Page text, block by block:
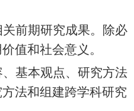
前期研究成果。除必
值和社会意义。
基本观点、研究方法
法和组建跨学科研究